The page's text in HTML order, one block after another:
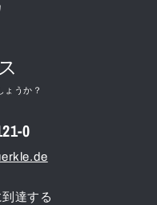
ょうか？
0
達する